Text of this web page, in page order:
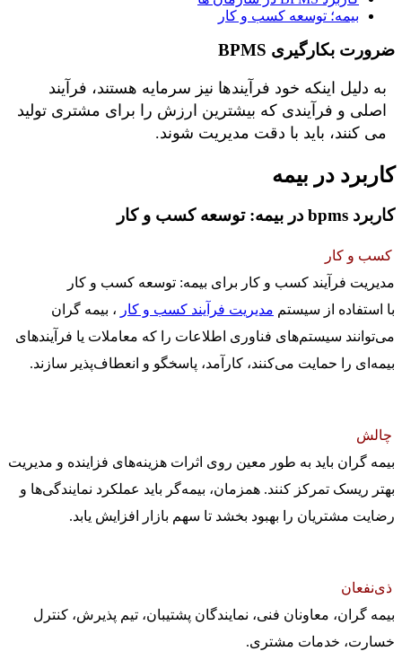
بیمه؛ توسعه کسب و کار
ضرورت بکارگیری BPMS
به دلیل اینکه خود فرآیندها نیز سرمایه هستند، فرآیند
اصلی و فرآیندی که بیشترین ارزش را برای مشتری تولید
می کنند، باید با دقت مدیریت شوند.
کاربرد در بیمه
کاربرد bpms در بیمه: توسعه کسب و کار
کسب و کار
مدیریت فرآیند کسب و کار برای بیمه: توسعه کسب و کار
با استفاده از سیستم مدیریت فرآیند کسب و کار ، بیمه گران
می‌توانند سیستم‌های فناوری اطلاعات را که معاملات یا فرآیندهای
بیمه‌ای را حمایت می‌کنند، کارآمد، پاسخگو و انعطاف‌پذیر سازند.
چالش
بیمه گران باید به طور معین روی اثرات هزینه‌های فزاینده و مدیریت
بهتر ریسک تمرکز کنند. همزمان، بیمه‌گر باید عملکرد نمایندگی‌ها و
رضایت مشتریان را بهبود بخشد تا سهم بازار افزایش یابد.
ذی‌نفعان
بیمه گران، معاونان فنی، نمایندگان پشتیبان، تیم پذیرش، کنترل
خسارت، خدمات مشتری.